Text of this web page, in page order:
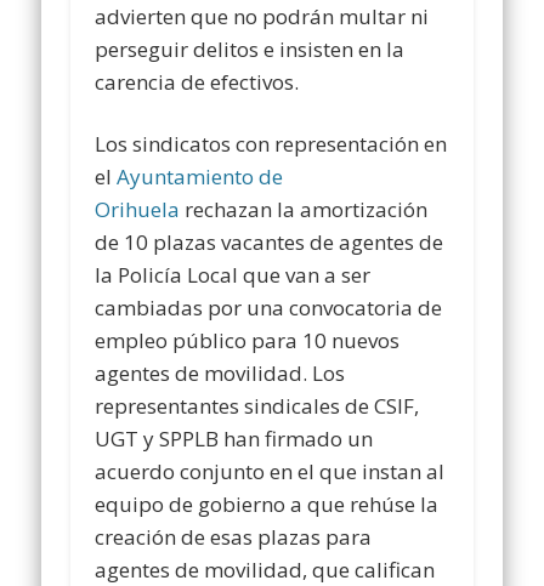
advierten que no podrán multar ni
perseguir delitos e insisten en la
carencia de efectivos.
Los sindicatos con representación en
elAyuntamiento de
Orihuela rechazan la amortización
de 10 plazas vacantes de agentes de
la Policía Local que van a ser
cambiadas por una convocatoria de
empleo público para 10 nuevos
agentes de movilidad. Los
representantes sindicales de CSIF,
UGT y SPPLB han firmado un
acuerdo conjunto en el que instan al
equipo de gobierno a que rehúse la
creación de esas plazas para
agentes de movilidad, que califican